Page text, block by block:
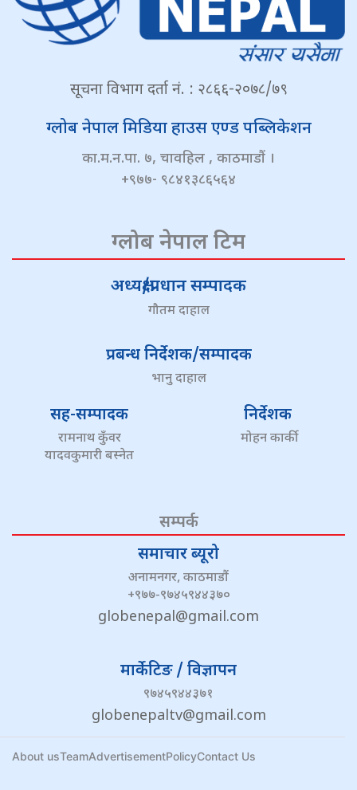
सूचना विभाग दर्ता नं. : २८६६-२०७८/७९
ग्लोब नेपाल मिडिया हाउस एण्ड पब्लिकेशन
का.म.न.पा. ७, चावहिल , काठमाडौं ।
+९७७- ९८४१३८६५६४
ग्लोब नेपाल टिम
अध्यक्ष/प्रधान सम्पादक
गौतम दाहाल
प्रबन्ध निर्देशक/सम्पादक
भानु दाहाल
सह-सम्पादक
रामनाथ कुँवर
यादवकुमारी बस्नेत
निर्देशक
मोहन कार्की
सम्पर्क
समाचार ब्यूरो
अनामनगर, काठमाडौं
+९७७-९७४५९४४३७०
globenepal@gmail.com
मार्केटिङ / विज्ञापन
९७४५९४४३७१
globenepaltv@gmail.com
About usTeamAdvertisementPolicyContact Us